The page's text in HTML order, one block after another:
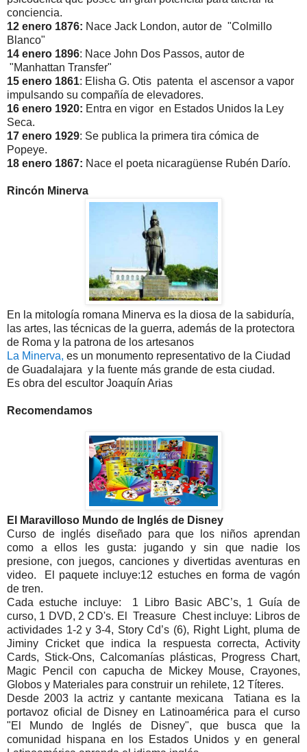
conciencia.
12 enero 1876: Nace Jack London, autor de "Colmillo
Blanco"
14 enero 1896: Nace John Dos Passos, autor de
"Manhattan Transfer"
15 enero 1861: Elisha G. Otis patenta el ascensor a vapor
impulsando su compañía de elevadores.
16 enero 1920: Entra en vigor en Estados Unidos la Ley
Seca.
17 enero 1929: Se publica la primera tira cómica de
Popeye.
18 enero 1867: Nace el poeta nicaragüense Rubén Darío.
Rincón Minerva
En la mitología romana Minerva es la diosa de la sabiduría,
las artes, las técnicas de la guerra, además de la protectora
de Roma y la patrona de los artesanos
La Minerva, es un monumento representativo de la Ciudad
de Guadalajara y la fuente más grande de esta ciudad.
Es obra del escultor Joaquín Arias
Recomendamos
El Maravilloso Mundo de Inglés de Disney
Curso de inglés diseñado para que los niños aprendan
como a ellos les gusta: jugando y sin que nadie los
presione, con juegos, canciones y divertidas aventuras en
video. El paquete incluye:12 estuches en forma de vagón
de tren.
Cada estuche incluye: 1 Libro Basic ABC’s, 1 Guía de
curso, 1 DVD, 2 CD's. El Treasure Chest incluye: Libros de
actividades 1-2 y 3-4, Story Cd’s (6), Right Light, pluma de
Jiminy Cricket que indica la respuesta correcta, Activity
Cards, Stick-Ons, Calcomanías plásticas, Progress Chart,
Magic Pencil con capucha de Mickey Mouse, Crayones,
Globos y Materiales para construir un rehilete, 12 Títeres.
Desde 2003 la actriz y cantante mexicana Tatiana es la
portavoz oficial de Disney en Latinoamérica para el curso
"El Mundo de Inglés de Disney", que busca que la
comunidad hispana en los Estados Unidos y en general